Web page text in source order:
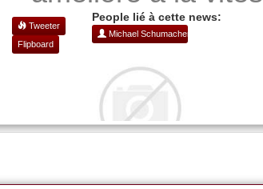
Tweeter
Flipboard
People lié à cette news:
Michael Schumacher